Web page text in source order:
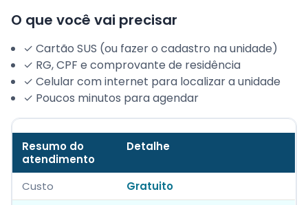
O que você vai precisar
✓ Cartão SUS (ou fazer o cadastro na unidade)
✓ RG, CPF e comprovante de residência
✓ Celular com internet para localizar a unidade
✓ Poucos minutos para agendar
Resumo do
atendimento
Detalhe
Custo
Gratuito